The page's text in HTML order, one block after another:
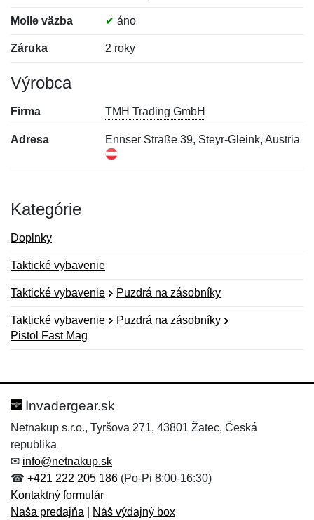
Molle väzba ✔ áno
Záruka 2 roky
Výrobca
Firma TMH Trading GmbH
Adresa Ennser Straße 39, Steyr-Gleink, Austria
Kategórie
Doplnky
Taktické vybavenie
Taktické vybavenie Puzdrá na zásobníky
Taktické vybavenie
Puzdrá na zásobníky
Pistol Fast Mag
Hodnotenie:
Meno:*
Meno:
E-mail:*
Invadergear.sk
Netnakup s.r.o., Tyršova 271, 43801 Žatec, Česká
republika
✉ info@netnakup.sk
☎ +421 222 205 186 (Po-Pi 8:00-16:30)
Kontaktný formulár
Naša predajňa
Náš výdajný box